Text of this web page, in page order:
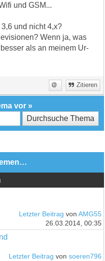
und GSM...
und nicht 4,x?
Wenn ja, was
als an meinem Ur-
Zitieren
vor »
Letzter Beitrag von AMG55
26.03.2014, 00:35
Letzter Beitrag von soeren796